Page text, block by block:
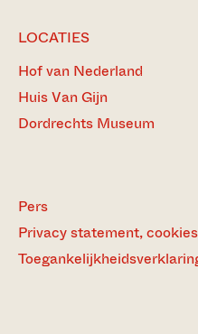
LOCATIES
Hof van Nederland
Huis Van Gijn
Dordrechts Museum
Pers
Privacy statement,